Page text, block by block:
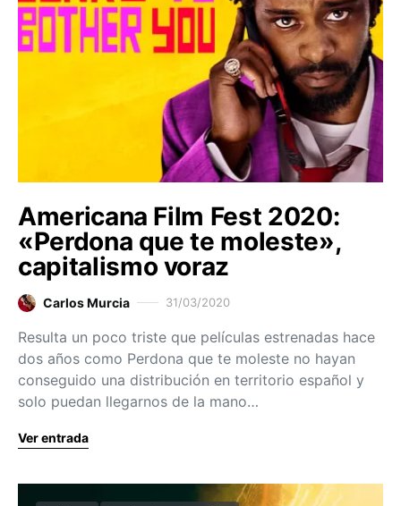
Americana Film Fest 2020:
«Perdona que te moleste»,
capitalismo voraz
Carlos Murcia 31/03/2020
Resulta un poco triste que películas estrenadas hace
dos años como Perdona que te moleste no hayan
conseguido una distribución en territorio español y
solo puedan llegarnos de la mano…
Ver entrada